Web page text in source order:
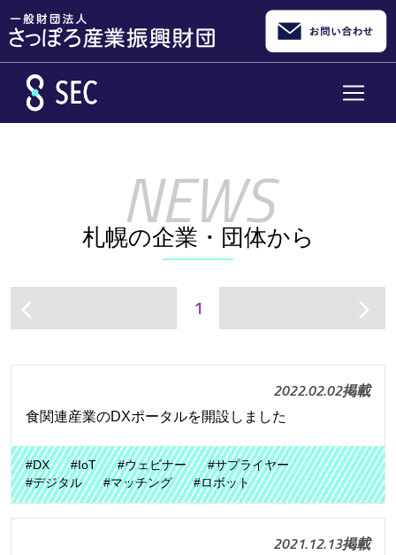
札幌の企業・団体から
arrow_back_ios 1 arrow_forward_ios
2022.02.02掲載
食関連産業のDXポータルを開設しました
#DX #IoT #ウェビナー
#サプライヤー
#デジタル
#マッチング #ロボット
2021.12.13掲載